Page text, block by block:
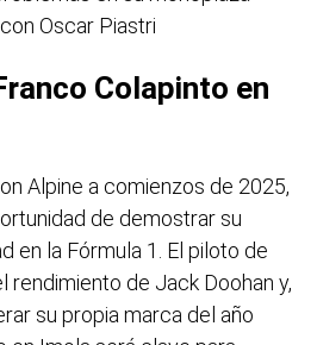
Oscar Piastri
Colapinto en
Alpine a comienzos de 2025,
de demostrar su
en la Fórmula 1. El piloto de
rendimiento de Jack Doohan y,
su propia marca del año